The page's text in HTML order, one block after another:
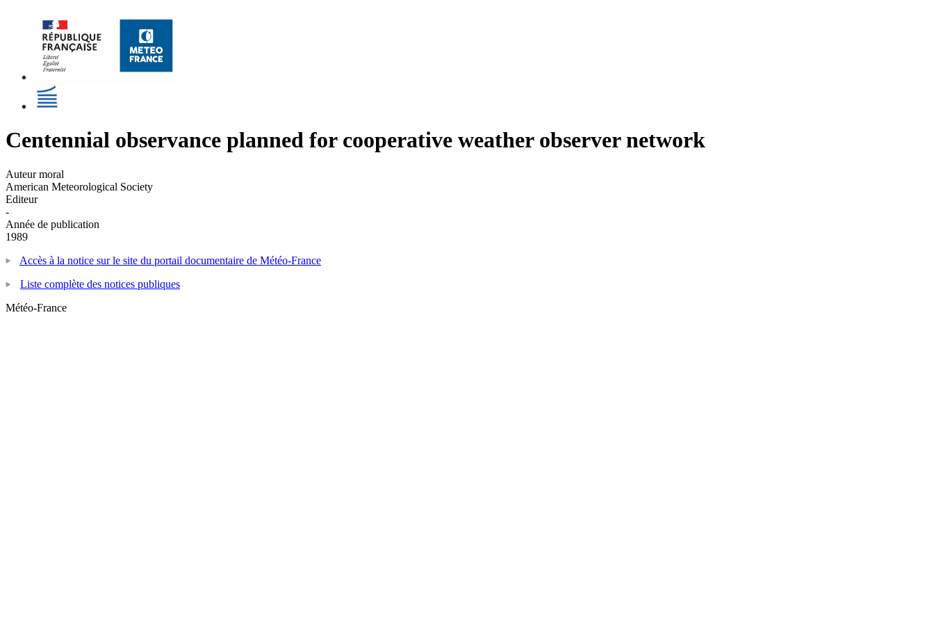
Centennial observance planned for cooperative weather observer network
Auteur moral
American Meteorological Society
Editeur
-
Année de publication
1989
Accès à la notice sur le site du portail documentaire de Météo-France
Liste complète des notices publiques
Météo-France